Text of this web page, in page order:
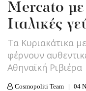
Mercato με
Ιταλικές
Τα Κυριακάτικα
φέρνουν
Αθηναϊκή Ριβιέρα
Cosmopoliti Team 04